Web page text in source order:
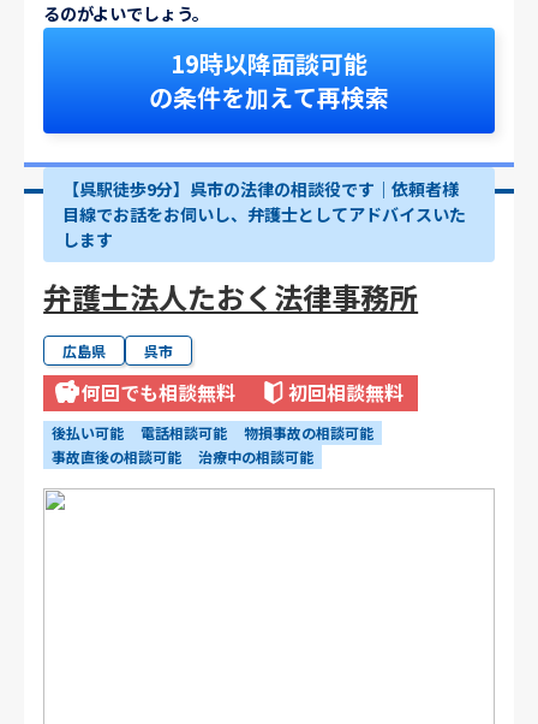
るのがよいでしょう。
19時以降面談可能
の条件を加えて再検索
【呉駅徒歩9分】呉市の法律の相談役です｜依頼者様
目線でお話をお伺いし、弁護士としてアドバイスいた
します
弁護士法人たおく法律事務所
広島県 呉市
何回でも相談無料 初回相談無料
後払い可能 電話相談可能
物損事故の相談可能
事故直後の相談可能
治療中の相談可能